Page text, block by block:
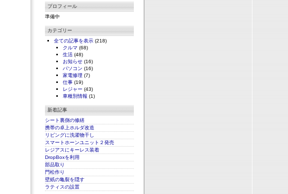
プロフィール
準備中
カテゴリー
全ての記事を表示 (218)
クルマ (68)
生活 (48)
お知らせ (16)
パソコン (16)
家電修理 (7)
仕事 (19)
レジャー (43)
車種別情報 (1)
新着記事
シート裏側の修繕
携帯の卓上ホルダ改造
リビングに洗濯物干し
スマートホーンユニット２発売
レジアスにキーレス装着
DropBoxを利用
部品取り
門松作り
壁紙の亀裂を隠す
ラティスの設置